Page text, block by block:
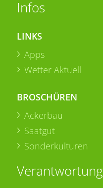
Infos
LINKS
Apps
Wetter Aktuell
BROSCHÜREN
Ackerbau
Saatgut
Sonderkulturen